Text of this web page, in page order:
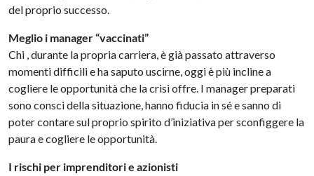
del proprio successo.
Meglio i manager “vaccinati”
Chi , durante la propria carriera, è già passato attraverso
momenti difficili e ha saputo uscirne, oggi è più incline a
cogliere le opportunità che la crisi offre. I manager preparati
sono consci della situazione, hanno fiducia in sé e sanno di
poter contare sul proprio spirito d’iniziativa per sconfiggere la
paura e cogliere le opportunità.
I rischi per imprenditori e azionisti